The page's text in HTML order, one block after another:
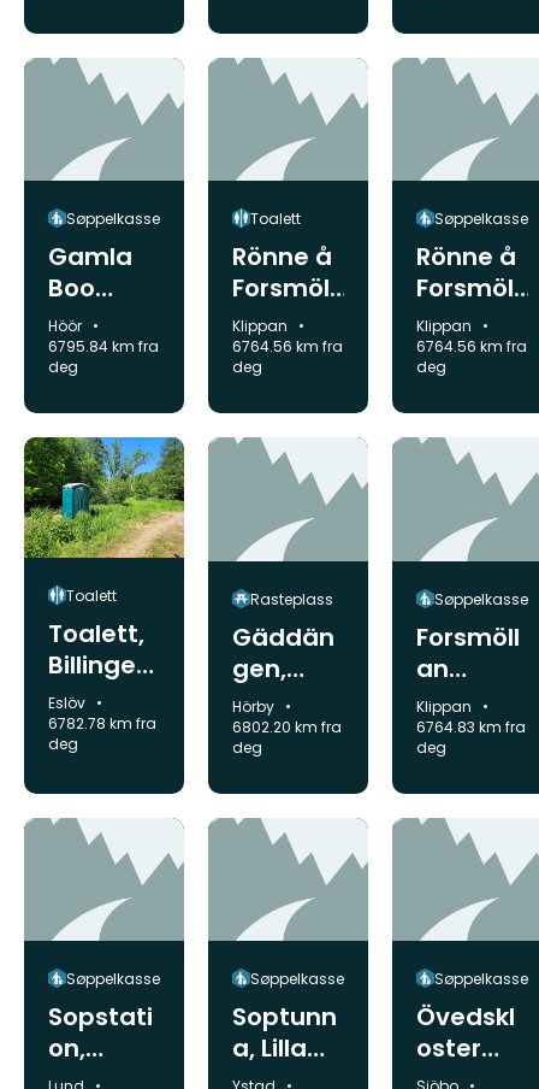
Søppelkasse
Gamla
Boo
sopkärl,
Höör
Kommune:
Höör
6795.84 km fra
deg
Toalett
Rönne å
Forsmöll
an Väg
21
toalett
Klippan
Kommune:
Klippan
6764.56 km fra
deg
Søppelkasse
Rönne å
Forsmöll
an Väg
21
sopkärl
Klippan
Kommune:
Klippan
6764.56 km fra
deg
Toalett
Toalett,
Billinge
mölla
Eslöv
Kommune:
Eslöv
6782.78 km fra
deg
Rasteplass
Gäddän
gen,
Hörby
Kommune:
Hörby
6802.20 km fra
deg
Søppelkasse
Forsmöll
an
sopkärl,
Rönne å
Klippan
Kommune:
Klippan
6764.83 km fra
deg
Søppelkasse
Sopstati
on,
Billebjer
Søppelkasse
Soptunn
a, Lilla
Köpinge
Søppelkasse
Övedskl
oster
soptunn